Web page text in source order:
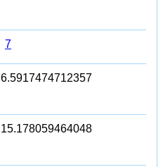
7
6.5917474712357
15.178059464048